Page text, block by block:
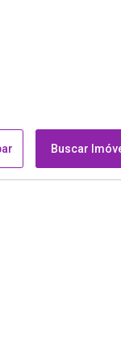
Buscar